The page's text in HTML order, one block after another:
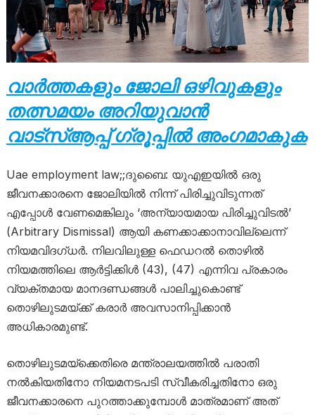
വാർത്തകളും ജോലി ഒഴിവുകളും
തത്സമയം അറിയുവാൻ
വാട്സ്ആപ്പ് ഗ്രൂപ്പിൽ അംഗമാകുക
Uae employment law;;ദുബൈ: യുഎഇയിൽ ഒരു
ജീവനക്കാരനെ ജോലിയിൽ നിന്ന് പിരിച്ചുവിടുന്നത്
എപ്പോൾ വേണമെങ്കിലും ‘അന്യായമായ പിരിച്ചുവിടൽ’
(Arbitrary Dismissal) ആയി കണക്കാക്കാനാവില്ലെന്ന്
നിയമവിദഗ്ധർ. നിലവിലുള്ള ഫെഡറൽ തൊഴിൽ
നിയമത്തിലെ ആർട്ടിക്കിൾ (43), (47) എന്നിവ പ്രകാരം
വ്യക്തമായ മാനദണ്ഡങ്ങൾ പാലിച്ചുകൊണ്ട്
തൊഴിലുടമയ്ക്ക് കരാർ അവസാനിപ്പിക്കാൻ
അധികാരമുണ്ട്.
തൊഴിലുടമയ്‌ക്കെതിരെ മന്ത്രാലയത്തിൽ പരാതി
നൽകിയതിനോ നിയമനടപടി സ്വീകരിച്ചതിനോ ഒരു
ജീവനക്കാരനെ പുറത്താക്കുമ്പോൾ മാത്രമാണ് അത്